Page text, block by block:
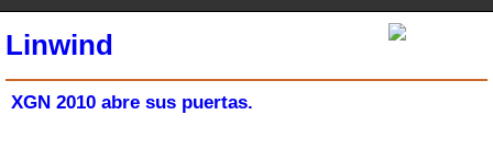
Linwind
XGN 2010 abre sus puertas.